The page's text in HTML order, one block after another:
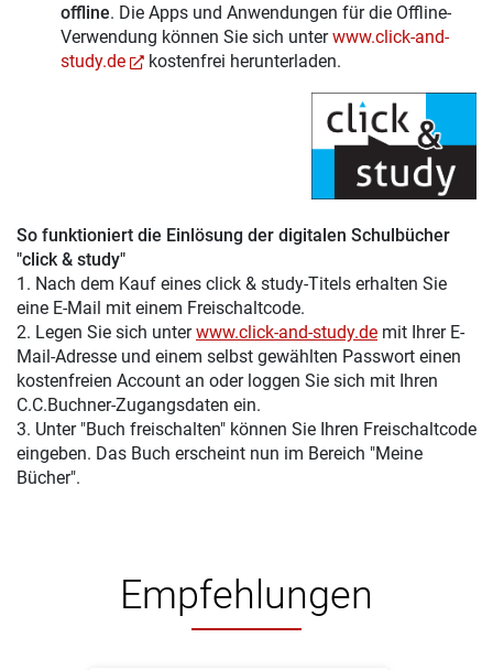
offline. Die Apps und Anwendungen für die Offline-
Verwendung können Sie sich unterwww.click-and-
study.de
kostenfrei herunterladen.
So funktioniert die Einlösung der digitalen Schulbücher
"click & study"
1. Nach dem Kauf eines click & study-Titels erhalten Sie
eine E-Mail mit einem Freischaltcode.
2. Legen Sie sich unterwww.click-and-study.de mit Ihrer E-
Mail-Adresse und einem selbst gewählten Passwort einen
kostenfreien Account an oder loggen Sie sich mit Ihren
C.C.Buchner-Zugangsdaten ein.
3. Unter "Buch freischalten" können Sie Ihren Freischaltcode
eingeben. Das Buch erscheint nun im Bereich "Meine
Bücher".
Empfehlungen